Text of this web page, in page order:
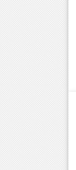
Kreuth
Leitzachtal
Miesbach
Neuhaus
Niklasreuth
Otterfing
Rottach-
Egern